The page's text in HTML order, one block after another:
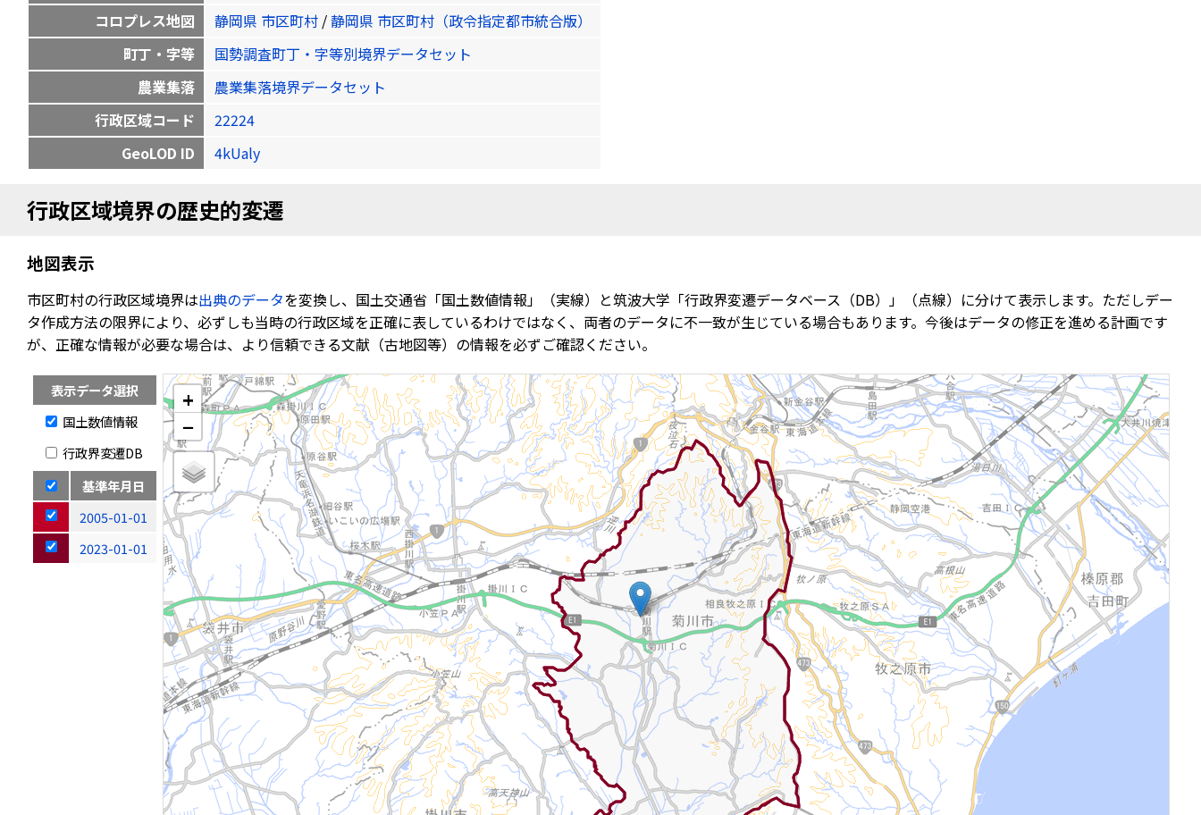
コロプレス地図 静岡県 市区町村 /静岡県 市区町村（政令指定都市統合版）
町丁・字等
国勢調査町丁・字等別境界データセット
農業集落
農業集落境界データセット
行政区域コード
22224
GeoLOD ID
4kUaly
行政区域境界の歴史的変遷
地図表示
市区町村の行政区域境界は出典のデータを変換し、国土交通省「国土数値情報」（実線）と筑波大学「行政界変遷データベース（DB）」（点線）に分けて表示します。ただしデー
タ作成方法の限界により、必ずしも当時の行政区域を正確に表しているわけではなく、両者のデータに不一致が生じている場合もあります。今後はデータの修正を進める計画です
が、正確な情報が必要な場合は、より信頼できる文献（古地図等）の情報を必ずご確認ください。
表示データ選択
国土数値情報
行政界変遷DB
基準年月日
2005-01-01
2023-01-01
+
−